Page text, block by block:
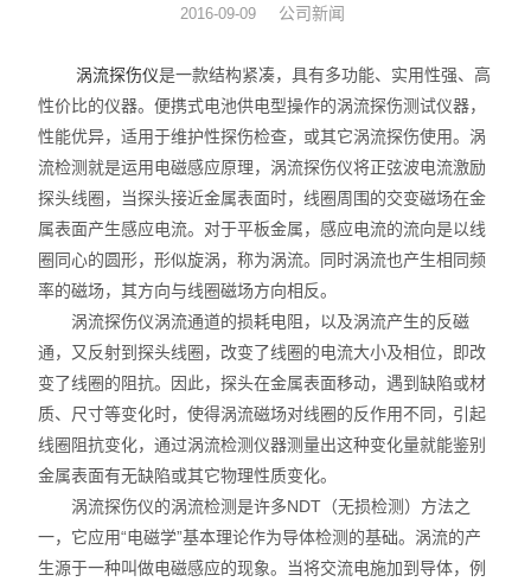
2016-09-09 公司新闻
涡流探伤仪是一款结构紧凑，具有多功能、实用性强、高
性价比的仪器。便携式电池供电型操作的涡流探伤测试仪器，
性能优异，适用于维护性探伤检查，或其它涡流探伤使用。涡
流检测就是运用电磁感应原理，涡流探伤仪将正弦波电流激励
探头线圈，当探头接近金属表面时，线圈周围的交变磁场在金
属表面产生感应电流。对于平板金属，感应电流的流向是以线
圈同心的圆形，形似旋涡，称为涡流。同时涡流也产生相同频
率的磁场，其方向与线圈磁场方向相反。
涡流探伤仪涡流通道的损耗电阻，以及涡流产生的反磁
通，又反射到探头线圈，改变了线圈的电流大小及相位，即改
变了线圈的阻抗。因此，探头在金属表面移动，遇到缺陷或材
质、尺寸等变化时，使得涡流磁场对线圈的反作用不同，引起
线圈阻抗变化，通过涡流检测仪器测量出这种变化量就能鉴别
金属表面有无缺陷或其它物理性质变化。
涡流探伤仪的涡流检测是许多NDT（无损检测）方法之
一，它应用“电磁学”基本理论作为导体检测的基础。涡流的产
生源于一种叫做电磁感应的现象。当将交流电施加到导体，例